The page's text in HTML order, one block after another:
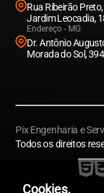
Rua Ribeirão
Jardim Leocadia,
Endereço - MG
Dr. Antônio
Morada do Sol,
Pix Engenharia e
Todos os direitos
Cookies.